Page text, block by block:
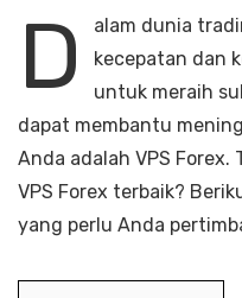
D
alam dunia
kecepatan dan
untuk meraih
dapat membantu
Anda adalah VPS Forex.
VPS Forex terbaik?
yang perlu Anda